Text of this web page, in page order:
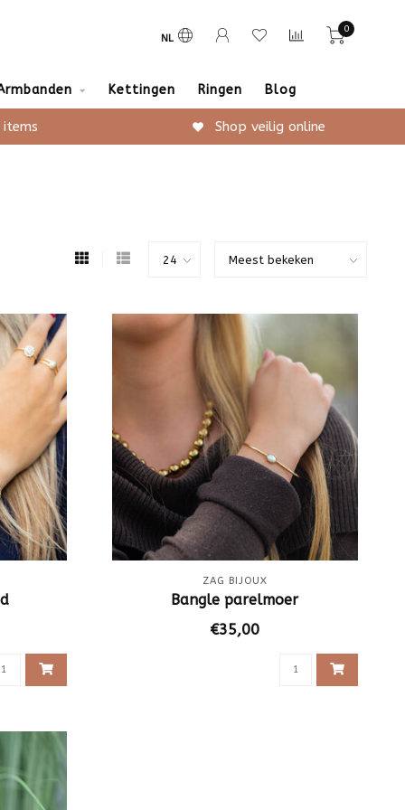
NL
0
Kettingen Ringen Blog
Shop veilig online
ZAG BIJOUX
Bangle parelmoer
€35,00